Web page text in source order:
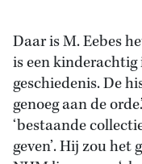
Daar is M. Eebes
is een kinderachtig
geschiedenis. De
genoeg aan de
‘bestaande
geven’. Hij zou